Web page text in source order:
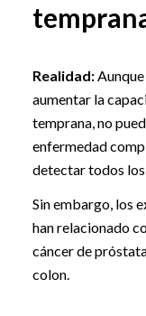
Realidad:Aunque
aumentar la
temprana, no
enfermedad
detectar todos
Sin embargo, los
han relacionado
cáncer de
colon.